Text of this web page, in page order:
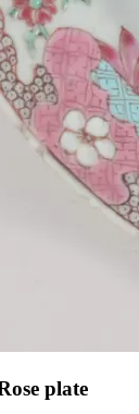
plate